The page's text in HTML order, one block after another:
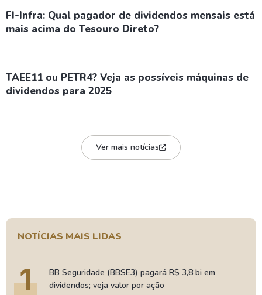
FI-Infra: Qual pagador de dividendos mensais está
mais acima do Tesouro Direto?
TAEE11 ou PETR4? Veja as possíveis máquinas de
dividendos para 2025
Ver mais notícias
NOTÍCIAS MAIS LIDAS
1
BB Seguridade (BBSE3) pagará R$ 3,8 bi em
dividendos; veja valor por ação